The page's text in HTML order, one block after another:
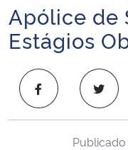
Ministério da Infraestrutura
Ministério da Educação
Ministério da Cidadania
Início do conteúdo
Apólice de
Estágios